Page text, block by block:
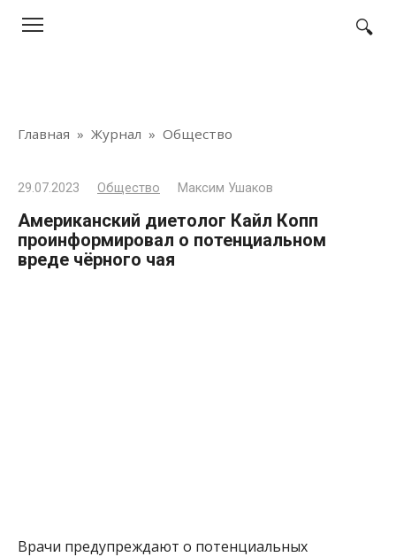
Главная » Журнал » Общество
29.07.2023 Общество Максим Ушаков
Американский диетолог Кайл Копп
проинформировал о потенциальном
вреде чёрного чая
Врачи предупреждают о потенциальных